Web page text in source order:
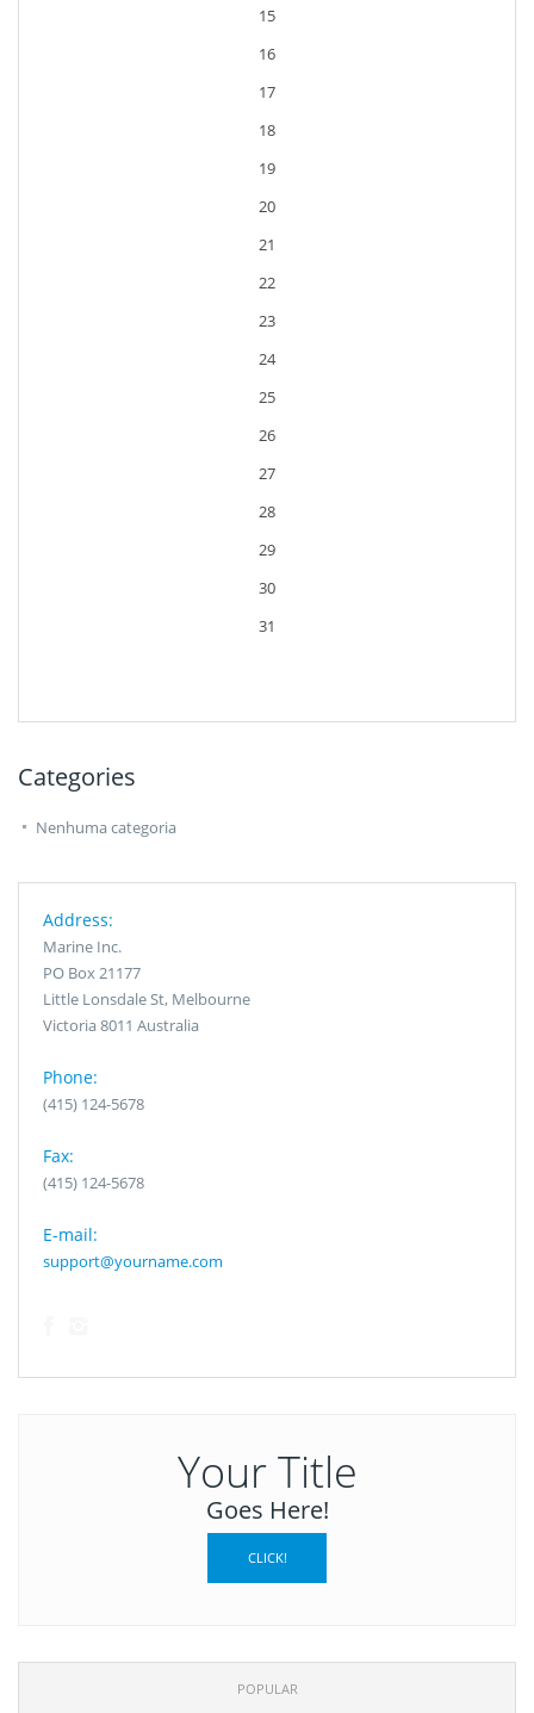
15
16
17
18
19
20
21
22
23
24
25
26
27
28
29
30
31
Categories
Nenhuma categoria
Address:
Marine Inc.
PO Box 21177
Little Lonsdale St, Melbourne
Victoria 8011 Australia
Phone:
(415) 124-5678
Fax:
(415) 124-5678
E-mail:
support@yourname.com
Your Title
Goes Here!
CLICK!
POPULAR